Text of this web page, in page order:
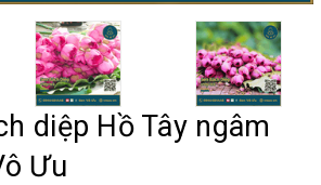
diệp Hồ Tây ngâm
Ưu